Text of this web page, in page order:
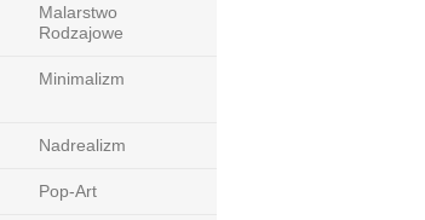
Malarstwo
Rodzajowe
Minimalizm
Nadrealizm
Pop-Art